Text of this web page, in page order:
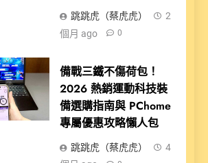
跳跳虎（蔡虎虎）
2
個月 ago
0
備戰三鐵不傷荷包！
2026 熱銷運動科技裝
備選購指南與 PChome
專屬優惠攻略懶人包
跳跳虎（蔡虎虎）
4